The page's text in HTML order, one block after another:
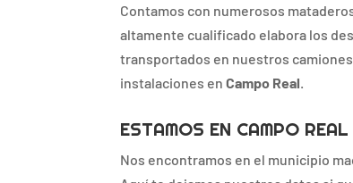
Contamos con numerosos
altamente cualificado elabora los
transportados en nuestros
instalaciones enCampo Real
ESTAMOS EN CAMPO REAL
Nos encontramos en el municipio